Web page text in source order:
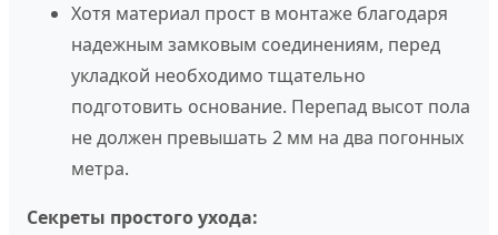
Хотя материал прост в монтаже благодаря
надежным замковым соединениям, перед
укладкой необходимо тщательно
подготовить основание. Перепад высот пола
не должен превышать 2 мм на два погонных
метра.
Секреты простого ухода: